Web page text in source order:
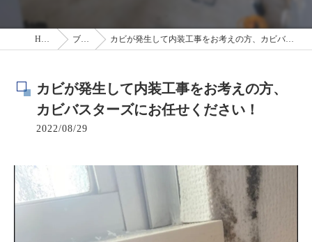
HOME ブログ カビが発生して内装工事をお考えの方、カビバスターズにお任せください！
カビが発生して内装工事をお考えの方、
カビバスターズにお任せください！
2022/08/29